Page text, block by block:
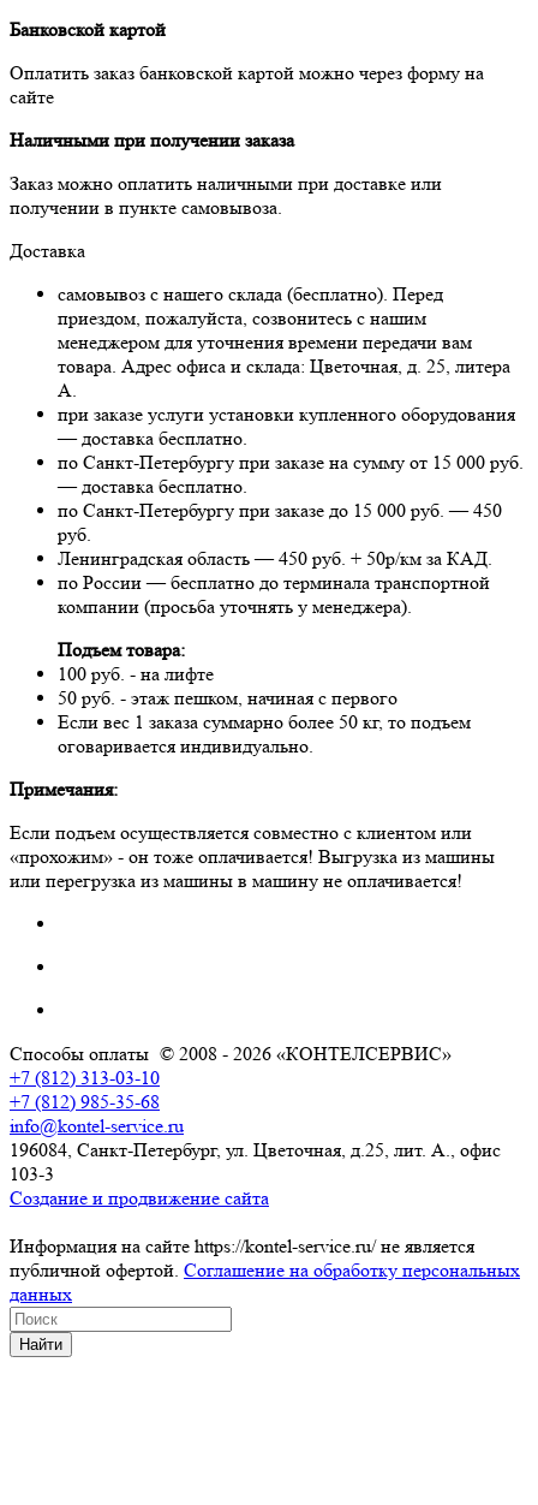
Банковской картой
Оплатить заказ банковской картой можно через форму на
сайте
Наличными при получении заказа
Заказ можно оплатить наличными при доставке или
получении в пункте самовывоза.
Доставка
самовывоз с нашего склада (бесплатно). Перед
приездом, пожалуйста, созвонитесь с нашим
менеджером для уточнения времени передачи вам
товара. Адрес офиса и склада: Цветочная, д. 25, литера
А.
при заказе услуги установки купленного оборудования
— доставка бесплатно.
по Санкт-Петербургу при заказе на сумму от 15 000 руб.
— доставка бесплатно.
по Санкт-Петербургу при заказе до 15 000 руб. — 450
руб.
Ленинградская область — 450 руб. + 50р/км за КАД.
по России — бесплатно до терминала транспортной
компании (просьба уточнять у менеджера).
Подъем товара:
100 руб. - на лифте
50 руб. - этаж пешком, начиная с первого
Если вес 1 заказа суммарно более 50 кг, то подъем
оговаривается индивидуально.
Примечания:
Если подъем осуществляется совместно с клиентом или
«прохожим» - он тоже оплачивается! Выгрузка из машины
или перегрузка из машины в машину не оплачивается!
Способы оплаты © 2008 - 2026 «КОНТЕЛСЕРВИС»
+7 (812) 313-03-10
+7 (812) 985-35-68
info@kontel-service.ru
196084, Санкт-Петербург, ул. Цветочная, д.25, лит. А., офис
103-3
Создание и продвижение сайта
Информация на сайте https://kontel-service.ru/ не является
публичной офертой. Соглашение на обработку персональных
данных
Найти